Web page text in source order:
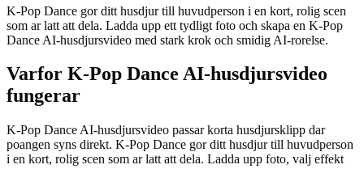
K-Pop Dance gor ditt husdjur till huvudperson i en kort, rolig scen
som ar latt att dela. Ladda upp ett tydligt foto och skapa en K-Pop
Dance AI-husdjursvideo med stark krok och smidig AI-rorelse.
Varfor K-Pop Dance AI-husdjursvideo
fungerar
K-Pop Dance AI-husdjursvideo passar korta husdjursklipp dar
poangen syns direkt. K-Pop Dance gor ditt husdjur till huvudperson
i en kort, rolig scen som ar latt att dela. Ladda upp foto, valj effekt